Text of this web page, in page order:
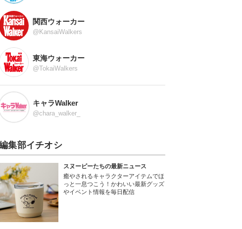
関西ウォーカー
@KansaiWalkers
東海ウォーカー
@TokaiWalkers
キャラWalker
@chara_walker_
集部イチオシ
スヌーピーたちの最新ニュース
癒やされるキャラクターアイテムでほ
っと一息つこう！かわいい最新グッズ
やイベント情報を毎日配信